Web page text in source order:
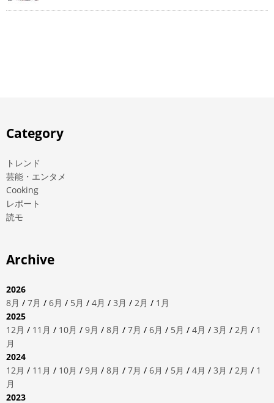
Category
トレンド
芸能・エンタメ
Cooking
レポート
読モ
Archive
2026
8月 / 7月 / 6月 / 5月 / 4月 / 3月 / 2月 / 1月
2025
12月 / 11月 / 10月 / 9月 / 8月 / 7月 / 6月 / 5月 / 4月 / 3月 / 2月 / 1
月
2024
12月 / 11月 / 10月 / 9月 / 8月 / 7月 / 6月 / 5月 / 4月 / 3月 / 2月 / 1
月
2023